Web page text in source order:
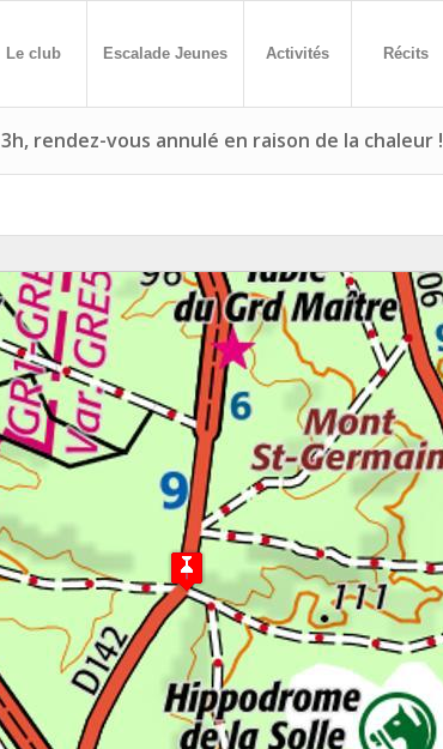
Le club Escalade Jeunes Activités Récits
rendez-vous annulé en raison de la chaleur !